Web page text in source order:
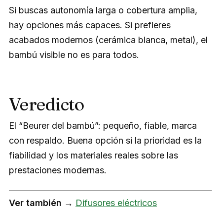
Si buscas autonomía larga o cobertura amplia,
hay opciones más capaces. Si prefieres
acabados modernos (cerámica blanca, metal), el
bambú visible no es para todos.
Veredicto
El “Beurer del bambú”: pequeño, fiable, marca
con respaldo. Buena opción si la prioridad es la
fiabilidad y los materiales reales sobre las
prestaciones modernas.
Ver también → Difusores eléctricos